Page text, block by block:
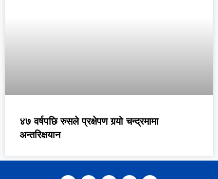
४७ वर्षपछि रुसले प्रक्षेपण गर्‍यो चन्द्रमामा
अन्तरिक्षयान